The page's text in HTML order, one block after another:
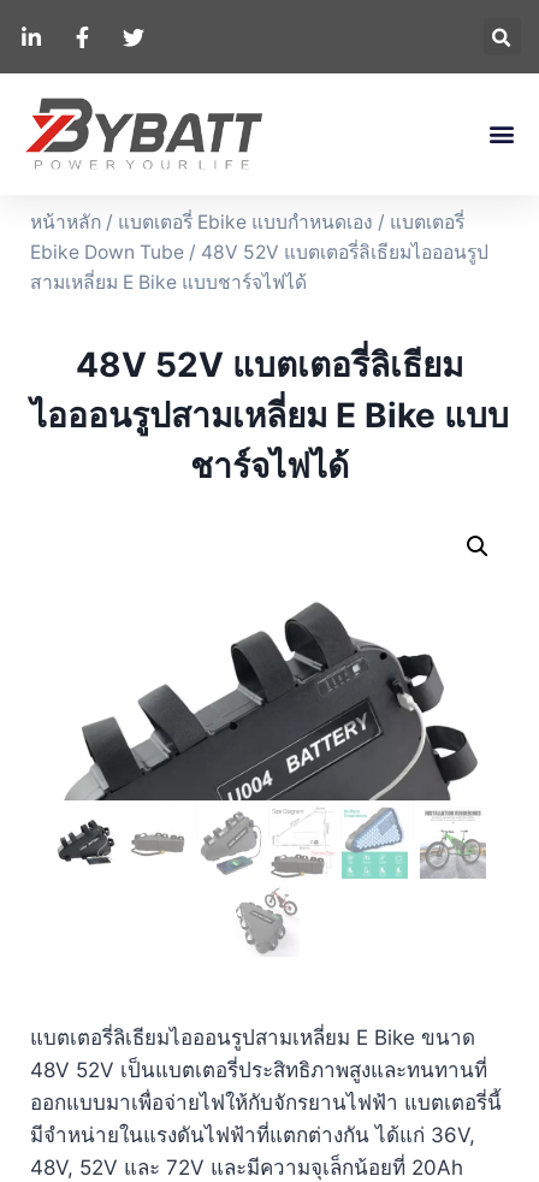
หน้าหลัก / แบตเตอรี่ Ebike แบบกำหนดเอง / แบตเตอรี่
Ebike Down Tube / 48V 52V แบตเตอรี่ลิเธียมไอออนรูป
สามเหลี่ยม E Bike แบบชาร์จไฟได้
48V 52V แบตเตอรี่ลิเธียม
ไอออนรูปสามเหลี่ยม E Bike แบบ
ชาร์จไฟได้
แบตเตอรี่ลิเธียมไอออนรูปสามเหลี่ยม E Bike ขนาด
48V 52V เป็นแบตเตอรี่ประสิทธิภาพสูงและทนทานที่
ออกแบบมาเพื่อจ่ายไฟให้กับจักรยานไฟฟ้า แบตเตอรี่นี้
มีจำหน่ายในแรงดันไฟฟ้าที่แตกต่างกัน ได้แก่ 36V,
48V, 52V และ 72V และมีความจุเล็กน้อยที่ 20Ah